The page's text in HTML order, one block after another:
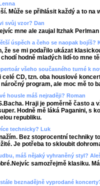
Může se přihlásit každý a to na
svůj vzor? Dan
mne ale zaujal Itzhak
úspěch a čeho se naopak bojíš?
že se mi podařilo ukázat
hodně mladých lidí-to mne
všeho současného turné k
CD, tzn. oba houslové
program, ale moc mě to
housle máš nejraději? Roman
Hraji je poměrně často a
Hodně mě láká Paganini, s
republiku.
technicky? Luk
Bez stoprocentní techniky
Je potřeba to skloubit
máš nějaký vyhraněný styl?
samozřejmě klasiku.
beznadějně vyprodané